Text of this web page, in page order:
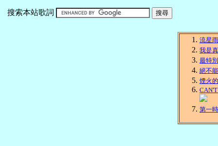
搜索本站歌詞
流星雨
我是
最特
絕不
煙火
第一